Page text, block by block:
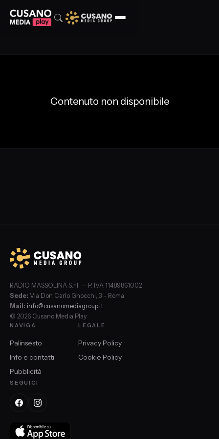
Contenuto non disponibile
RADIO MASSOLINA S.r.l. — P. IVA 11489861002
Sede: Via Don Carlo Gnocchi, 3 – Roma
Mail: info@cusanomediagroup.it
© 2026 Cusano Media Play
NAVIGA
Palinsesto
Info e contatti
Pubblicità
LEGALE
Privacy Policy
Cookie Policy
SEGUICI